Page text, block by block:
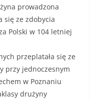
prowadzona
się ze zdobycia
Polski w 104 letniej
przeplatała się ze
przy jednoczesnym
w Poznaniu
drużyny